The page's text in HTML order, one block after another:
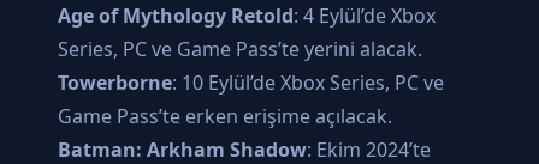
Age of Mythology Retold: 4 Eylül’de Xbox
Series, PC ve Game Pass’te yerini alacak.
Towerborne: 10 Eylül’de Xbox Series, PC ve
Game Pass’te erken erişime açılacak.
Batman: Arkham Shadow: Ekim 2024’te